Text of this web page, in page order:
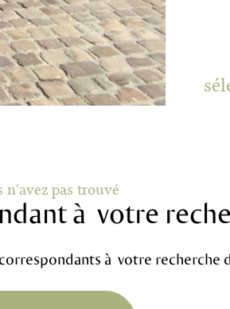
n'avez pas trouvé
à votre
à votre recherche